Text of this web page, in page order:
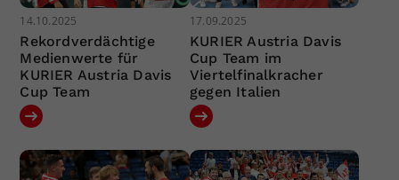
14.10.2025
Rekordverdächtige
Medienwerte für
KURIER Austria Davis
Cup Team
17.09.2025
KURIER Austria Davis
Cup Team im
Viertelfinalkracher
gegen Italien